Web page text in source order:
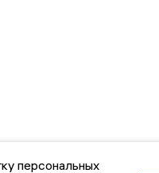
персональных